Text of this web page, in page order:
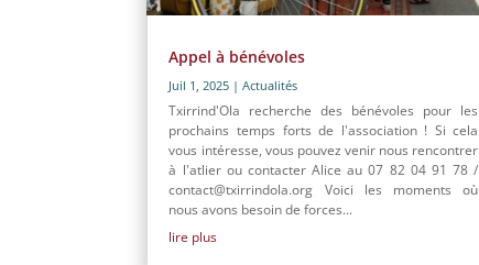
Appel à bénévoles
Juil 1, 2025 |Actualités
Txirrind'Ola recherche des bénévoles pour les
prochains temps forts de l'association ! Si cela
vous intéresse, vous pouvez venir nous rencontrer
à l'atlier ou contacter Alice au 07 82 04 91 78 /
contact@txirrindola.org Voici les moments où
nous avons besoin de forces...
lire plus